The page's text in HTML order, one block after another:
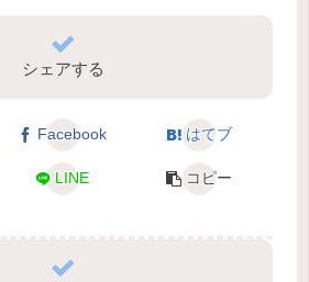
シェアする
Facebook はてブ
LINE コピー